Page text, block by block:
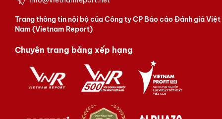
Trang thông tin nội bộ của Công ty CP Báo cáo Đánh giá Việt
Nam (Vietnam Report)
Chuyên trang bảng xếp hạng